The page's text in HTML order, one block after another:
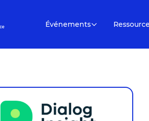
Événements